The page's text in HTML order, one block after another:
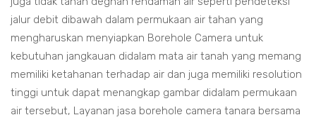
jalur debit dibawah dalam permukaan air tahan yang
mengharuskan menyiapkan Borehole Camera untuk
kebutuhan jangkauan didalam mata air tanah yang memang
memiliki ketahanan terhadap air dan juga memiliki resolution
tinggi untuk dapat menangkap gambar didalam permukaan
air tersebut, Layanan jasa borehole camera tanara bersama